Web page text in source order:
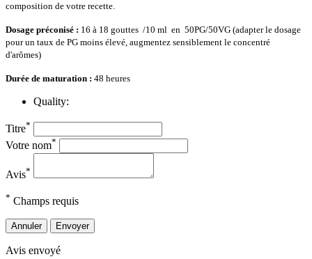
composition de votre recette.
Dosage préconisé : 16 à 18 gouttes /10 ml en 50PG/50VG (adapter le dosage
pour un taux de PG moins élevé, augmentez sensiblement le concentré
d'arômes)
Durée de maturation : 48 heures
Quality:
Titre*
Votre nom*
Avis*
* Champs requis
Annuler Envoyer
Avis envoyé